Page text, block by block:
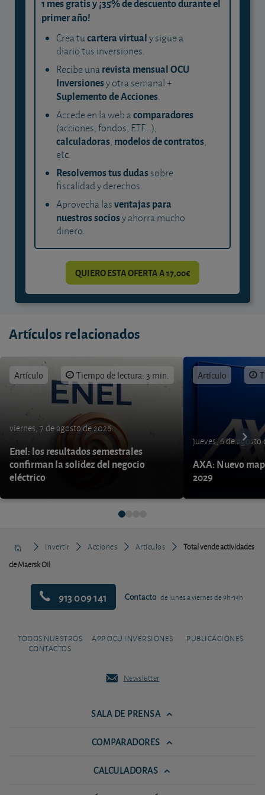
1 mes gratis y ¡35% de descuento durante el
primer año!
Crea tucartera virtualy sigue a
diario tus inversiones.
Recibe unarevista mensual OCU
Inversionesy otra semanal +
Suplemento de Acciones.
Accede en la web acomparadores
(acciones, fondos, ETF...),
calculadoras, modelos de contratos,
etc.
Resolvemos tus dudassobre
fiscalidad y derechos.
Aprovecha lasventajas para
nuestros sociosy ahorra mucho
dinero.
QUIERO ESTA OFERTA A 17,00€
Artículos relacionados
Artículo Tiempo de lectura: 3 min.
viernes, 7 de agosto de 2026
Enel: los resultados semestrales
confirman la solidez del negocio
eléctrico
Artículo
jueves, 6 de agosto
AXA: Nuevo
2029
Invertir Acciones Artículos
Total vende actividades
de Maersk Oil
913 009 141 Contacto de lunes a viernes de 9h-14h
TODOS NUESTROS
CONTACTOS
APP OCU INVERSIONES PUBLICACIONES
Newsletter
SALA DE PRENSA
COMPARADORES
CALCULADORAS